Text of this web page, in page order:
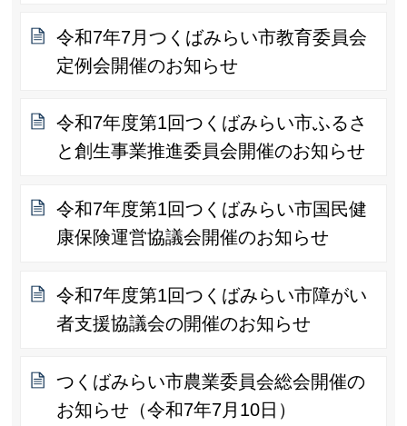
令和7年7月つくばみらい市教育委員会
定例会開催のお知らせ
令和7年度第1回つくばみらい市ふるさ
と創生事業推進委員会開催のお知らせ
令和7年度第1回つくばみらい市国民健
康保険運営協議会開催のお知らせ
令和7年度第1回つくばみらい市障がい
者支援協議会の開催のお知らせ
つくばみらい市農業委員会総会開催の
お知らせ（令和7年7月10日）